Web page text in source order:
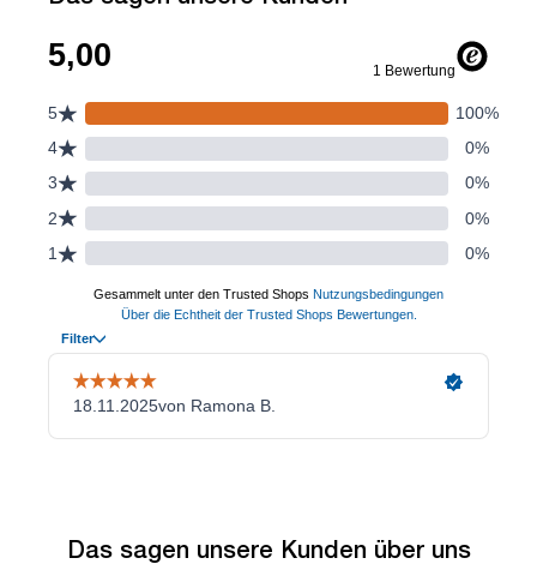
Das sagen unsere Kunden über uns